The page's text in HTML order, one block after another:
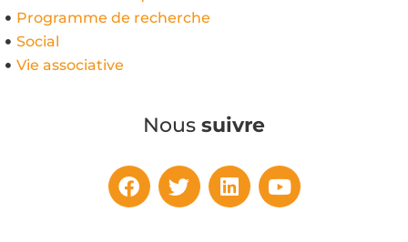
Programme de recherche
Social
Vie associative
Nous suivre